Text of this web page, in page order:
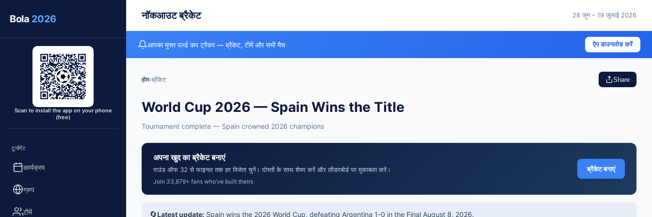
Bola 2026
Scan to install the app on your phone
(free)
टूर्नामेंट
कार्यक्रम
ग्रुप
टीमें
नॉकआउट ब्रैकेट 28 जून – 19 जुलाई 2026
आपका मुफ्त वर्ल्ड कप ट्रैकर — ब्रैकेट, टीमें और सभी मैच ऐप डाउनलोड करें
होम›ब्रैकेट Share
World Cup 2026 — Spain Wins the Title
Tournament complete — Spain crowned 2026 champions
अपना खुद का ब्रैकेट बनाएं
राउंड ऑफ 32 से फाइनल तक हर विजेता चुनें। दोस्तों के साथ शेयर करें और लीडरबोर्ड पर मुकाबला करें।
Join 33,879+ fans who’ve built theirs
ब्रैकेट बनाएं
🔄Latest update: Spain wins the 2026 World Cup, defeating Argentina 1-0 in the Final August 8, 2026.